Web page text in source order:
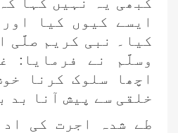
ایسے کیوں کیا
کیا۔ نبی کریم صلَّی
وسلَّم نے فرمایا:
اچھا سلوک کرنا
خلقی سے پیش آنا بد
طے شدہ اجرت کی